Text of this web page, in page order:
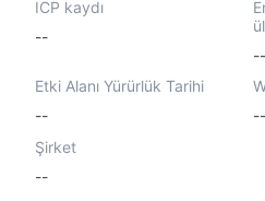
ICP kaydı
--
--
Etki Alanı Yürürlük Tarihi
--
--
Şirket
--